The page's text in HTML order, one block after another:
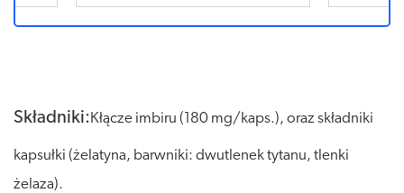
Składniki:Kłącze imbiru (180 mg/kaps.), oraz składniki
kapsułki (żelatyna, barwniki: dwutlenek tytanu, tlenki
żelaza).